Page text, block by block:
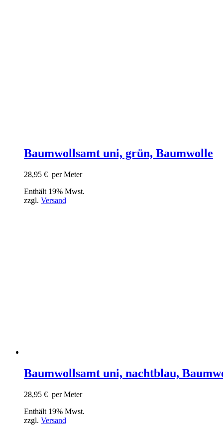
Baumwollsamt uni, grün, Baumwolle
28,95 € per Meter
Enthält 19% Mwst.
zzgl. Versand
Baumwollsamt uni, nachtblau,
28,95 € per Meter
Enthält 19% Mwst.
zzgl. Versand